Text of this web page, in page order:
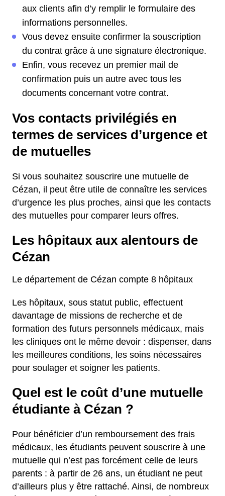
aux clients afin d’y remplir le formulaire des
informations personnelles.
Vous devez ensuite confirmer la souscription
du contrat grâce à une signature électronique.
Enfin, vous recevez un premier mail de
confirmation puis un autre avec tous les
documents concernant votre contrat.
Vos contacts privilégiés en
termes de services d’urgence et
de mutuelles
Si vous souhaitez souscrire une mutuelle de
Cézan, il peut être utile de connaître les services
d’urgence les plus proches, ainsi que les contacts
des mutuelles pour comparer leurs offres.
Les hôpitaux aux alentours de
Cézan
Le département de Cézan compte 8 hôpitaux
Les hôpitaux, sous statut public, effectuent
davantage de missions de recherche et de
formation des futurs personnels médicaux, mais
les cliniques ont le même devoir : dispenser, dans
les meilleures conditions, les soins nécessaires
pour soulager et soigner les patients.
Quel est le coût d’une mutuelle
étudiante à Cézan ?
Pour bénéficier d’un remboursement des frais
médicaux, les étudiants peuvent souscrire à une
mutuelle qui n’est pas forcément celle de leurs
parents : à partir de 26 ans, un étudiant ne peut
d’ailleurs plus y être rattaché. Ainsi, de nombreux